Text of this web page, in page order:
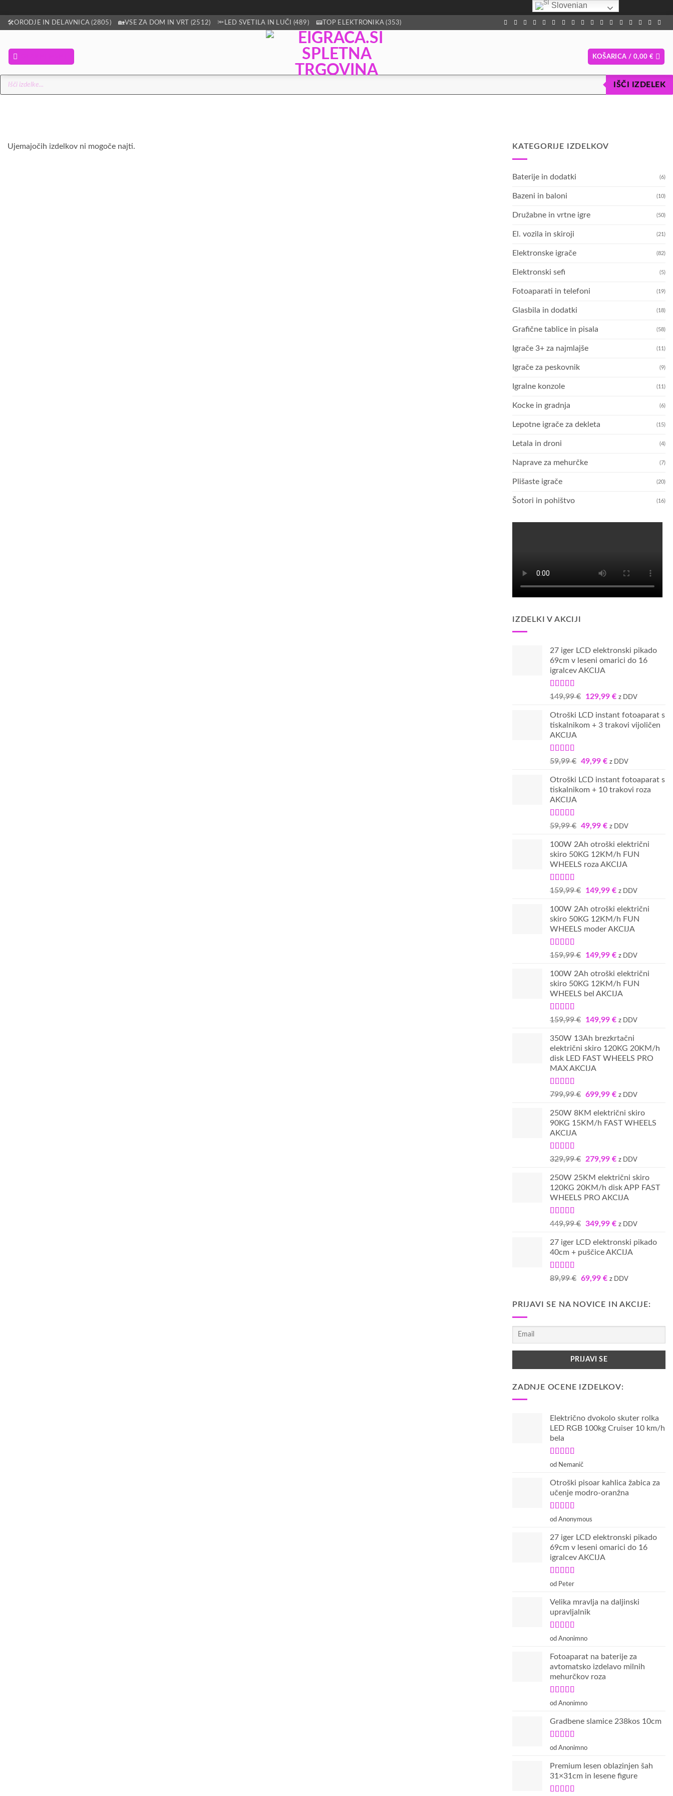
Skoči🛠️ORODJE IN DELAVNICA (2805) 🏡VSE ZA DOM IN VRT (2512) 🔦LED SVETILA IN LUČI (489) 📟TOP ELEKTRONIKA (353)
KOŠARICA / 0,00 €
Products
search
IŠČI IZDELEK
Ujemajočih izdelkov ni mogoče najti. KATEGORIJE IZDELKOV
Baterije in dodatki (6)
Bazeni in baloni (10)
Družabne in vrtne igre (50)
El. vozila in skiroji (21)
Elektronske igrače (82)
Elektronski sefi (5)
Fotoaparati in telefoni (19)
Glasbila in dodatki (18)
Grafične tablice in pisala (58)
Igrače 3+ za najmlajše (11)
Igrače za peskovnik (9)
Igralne konzole (11)
Kocke in gradnja (6)
Lepotne igrače za dekleta (15)
Letala in droni (4)
Naprave za mehurčke (7)
Plišaste igrače (20)
Šotori in pohištvo (16)
IZDELKI V AKCIJI
27 iger LCD elektronski pikado
69cm v leseni omarici do 16
igralcev AKCIJA
Ocenjeno
149,99€
Izvirna
je
bila:
129,99 €Trenutna
je:
129,99 €.
z DDV
Otroški LCD instant fotoaparat s
tiskalnikom + 3 trakovi vijoličen
AKCIJA
Ocenjeno
59,99€ Izvirna
je
bila:
49,99 €Trenutna
je:
49,99 €.
z DDV
Otroški LCD instant fotoaparat s
tiskalnikom + 10 trakovi roza
AKCIJA
Ocenjeno
59,99€ Izvirna
je
bila:
59,99 €.
49,99 €Trenutna
je:
49,99 €.
z DDV
100W 2Ah otroški električni
skiro 50KG 12KM/h FUN
WHEELS roza AKCIJA
Ocenjeno
159,99€
Izvirna
je
bila:
159,99 €.
149,99 €Trenutna
je:
149,99 €.
z DDV
100W 2Ah otroški električni
skiro 50KG 12KM/h FUN
WHEELS moder AKCIJA
Ocenjeno
159,99€
Izvirna
je
bila:
159,99 €.
149,99 €Trenutna
je:
149,99 €.
z DDV
100W 2Ah otroški električni
skiro 50KG 12KM/h FUN
WHEELS bel AKCIJA
Ocenjeno
159,99€
Izvirna
je
bila:
159,99 €.
149,99 €Trenutna
je:
149,99 €.
z DDV
350W 13Ah brezkrtačni
električni skiro 120KG 20KM/h
disk LED FAST WHEELS PRO
MAX AKCIJA
Ocenjeno
799,99€ Izvirna
je
bila:
699,99 €Trenutna
je:
699,99 €.
z DDV
250W 8KM električni skiro
90KG 15KM/h FAST WHEELS
AKCIJA
Ocenjeno
329,99€
Izvirna
je
bila:
329,99 €.
279,99 €Trenutna
je:
279,99 €.
z DDV
250W 25KM električni skiro
120KG 20KM/h disk APP FAST
WHEELS PRO AKCIJA
Ocenjeno
449,99€ Izvirna
je
bila:
349,99 €Trenutna
je:
349,99 €.
z DDV
27 iger LCD elektronski pikado
40cm + puščice AKCIJA
Ocenjeno
89,99€ Izvirna
bila:
69,99 €Trenutna
69,99 €.
z DDV
PRIJAVI SE NA NOVICE IN AKCIJE:
ZADNJE OCENE IZDELKOV:
Električno dvokolo skuter rolka
LED RGB 100kg Cruiser 10 km/h
bela
Ocenjeno5
od Nemanič
Otroški pisoar kahlica žabica za
učenje modro-oranžna
Ocenjeno5
od Anonymous
27 iger LCD elektronski pikado
69cm v leseni omarici do 16
igralcev AKCIJA
Ocenjeno
od Peter
Velika mravlja na daljinski
upravljalnik
Ocenjeno5
od Anonimno
Fotoaparat na baterije za
avtomatsko izdelavo milnih
mehurčkov roza
Ocenjeno5
od Anonimno
Gradbene slamice 238kos 10cm
Ocenjeno5
od Anonimno
Premium lesen oblazinjen šah
31×31cm in lesene figure
Slovenian